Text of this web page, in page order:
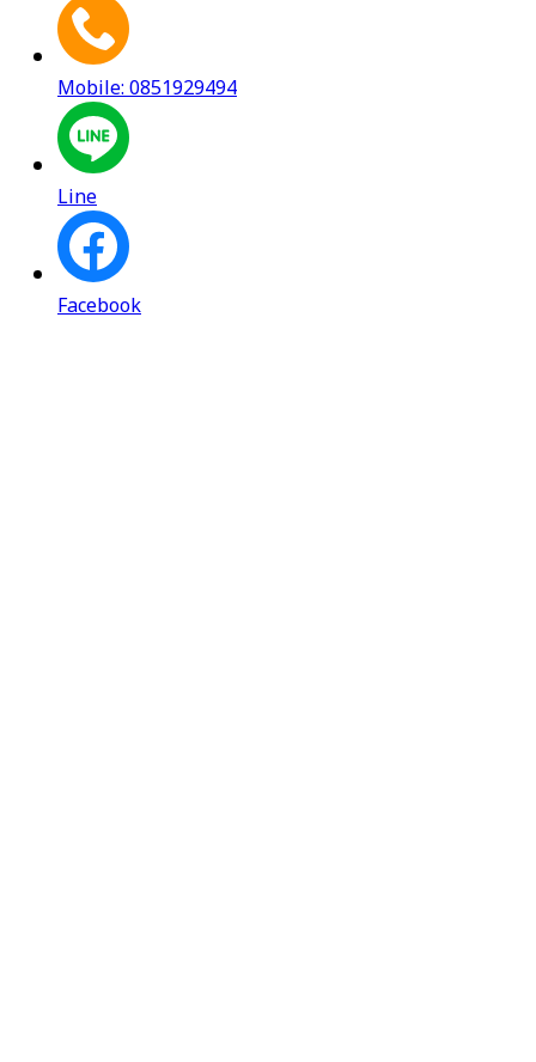
Mobile: 0851929494
Line
Facebook